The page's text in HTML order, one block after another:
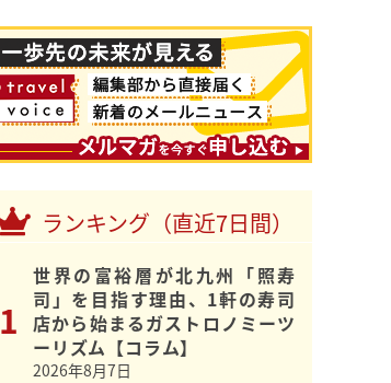
ランキング（直近7日間）
世界の富裕層が北九州「照寿
司」を目指す理由、1軒の寿司
店から始まるガストロノミーツ
ーリズム【コラム】
2026年8月7日